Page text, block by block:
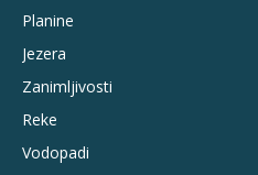
Planine
Jezera
Zanimljivosti
Reke
Vodopadi